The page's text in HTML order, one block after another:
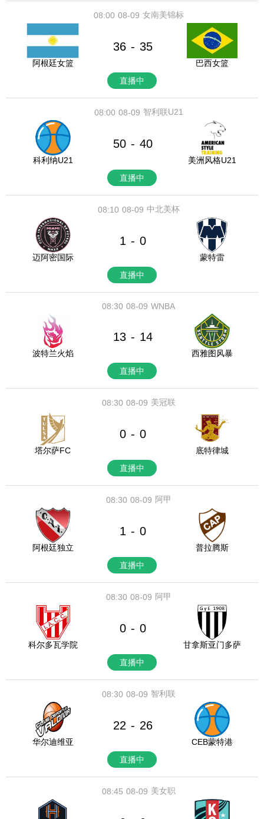
08-09
08:00 女南美锦标
阿根廷女篮
36 - 35
巴西女篮
直播中
08-09
08:00 智利联U21
科利纳U21
50 - 40
美洲风格U21
直播中
08-09
08:10 中北美杯
迈阿密国际
1 - 0
蒙特雷
直播中
08-09
08:30 WNBA
波特兰火焰
13 - 14
西雅图风暴
直播中
08-09
08:30 美冠联
塔尔萨FC
0 - 0
底特律城
直播中
08-09
08:30 阿甲
阿根廷独立
1 - 0
普拉腾斯
直播中
08-09
08:30 阿甲
科尔多瓦学院
0 - 0
甘拿斯亚门多萨
直播中
08-09
08:30 智利联
华尔迪维亚
22 - 26
CEB蒙特港
直播中
08-09
08:45 美女职